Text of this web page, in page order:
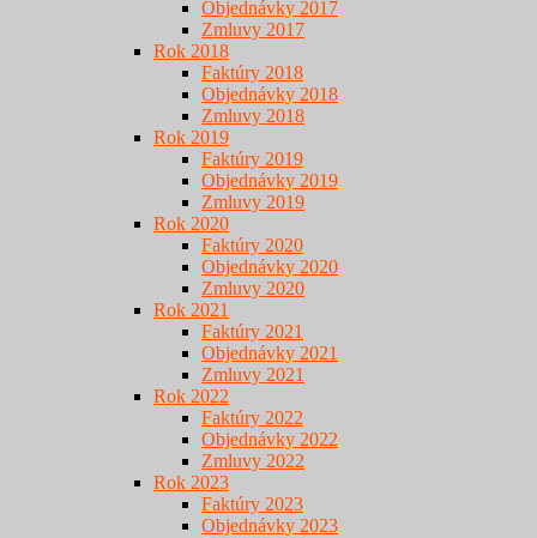
Objednávky 2017
Zmluvy 2017
Rok 2018
Faktúry 2018
Objednávky 2018
Zmluvy 2018
Rok 2019
Faktúry 2019
Objednávky 2019
Zmluvy 2019
Rok 2020
Faktúry 2020
Objednávky 2020
Zmluvy 2020
Rok 2021
Faktúry 2021
Objednávky 2021
Zmluvy 2021
Rok 2022
Faktúry 2022
Objednávky 2022
Zmluvy 2022
Rok 2023
Faktúry 2023
Objednávky 2023